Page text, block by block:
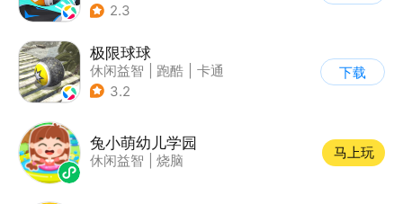
2.3
极限球球
休闲益智 跑酷
卡通
3.2
下载
兔小萌幼儿学园
休闲益智 烧脑
马上玩